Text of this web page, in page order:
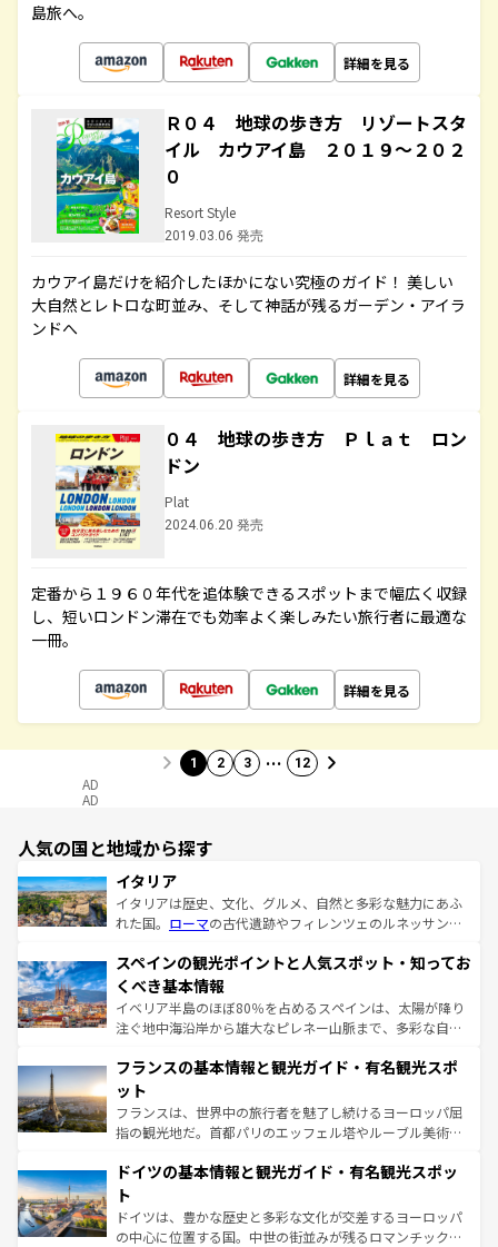
島旅へ。
詳細を見る
Ｒ０４ 地球の歩き方 リゾートスタ
イル カウアイ島 ２０１９～２０２
０
Resort Style
2019.03.06 発売
カウアイ島だけを紹介したほかにない究極のガイド！ 美しい
大自然とレトロな町並み、そして神話が残るガーデン・アイラ
ンドへ
詳細を見る
０４ 地球の歩き方 Ｐｌａｔ ロン
ドン
Plat
2024.06.20 発売
定番から１９６０年代を追体験できるスポットまで幅広く収録
し、短いロンドン滞在でも効率よく楽しみたい旅行者に最適な
一冊。
詳細を見る
1 2 3 … 12
AD
AD
人気の国と地域から探す
イタリア
イタリアは歴史、文化、グルメ、自然と多彩な魅力にあふ
れた国。 ローマの古代遺跡やフィレンツェのルネッサンス
ろん、トスカーナの美しい田園風景やアマルフィ海岸の絶
景など、自然景観も見逃せない。観光の合間には、本場の
ピザやパスタなど、絶品のイタリア料理を堪能することも
できる。朝目覚めてから夜眠るまで、すべての瞬間を楽し
なお、新着のイタリア情報はコンテンツ一覧を参照してほ
しい。
スペインの観光ポイントと人気スポット・知ってお
くべき基本情報
イベリア半島のほぼ80％を占めるスペインは、太陽が降り
注ぐ地中海沿岸から雄大なピレネー山脈まで、多彩な自然
文化が根付くこの国では、情熱的なフラメンコ、熱気あふ
れる闘牛、そして美味しいタパスが生活の一部となってい
る。首都マドリードの洗練された雰囲気や、バルセロナの
アートに溢れた街角から、地方では古代ローマ遺跡や中世
せる。地方によって風土や気候が異なるスペインはその個
ンテンツ一覧 を参照してほしい。
フランスの基本情報と観光ガイド・有名観光スポ
ット
フランスは、世界中の旅行者を魅了し続けるヨーロッパ屈
指の観光地だ。首都パリのエッフェル塔やルーブル美術館
で、幅広い魅力が詰まっている。華麗な宮殿、歴史的な大
聖堂、美しいビーチ、そして豊かな自然が、訪れる者を心
から魅了する。また、フランスは美食の国としても知ら
れ、フランス料理はユネスコ無形文化遺産にも登録されて
ドイツの基本情報と観光ガイド・有名観光スポッ
ト
ドイツは、豊かな歴史と多彩な文化が交差するヨーロッパ
の中心に位置する国。中世の街並みが残るロマンチック街